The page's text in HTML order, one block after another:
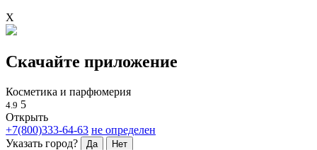
X
Скачайте приложение
Косметика и парфюмерия
4.9 5
Открыть
+7(800)333-64-63 не определен
Указать город?
Да Нет